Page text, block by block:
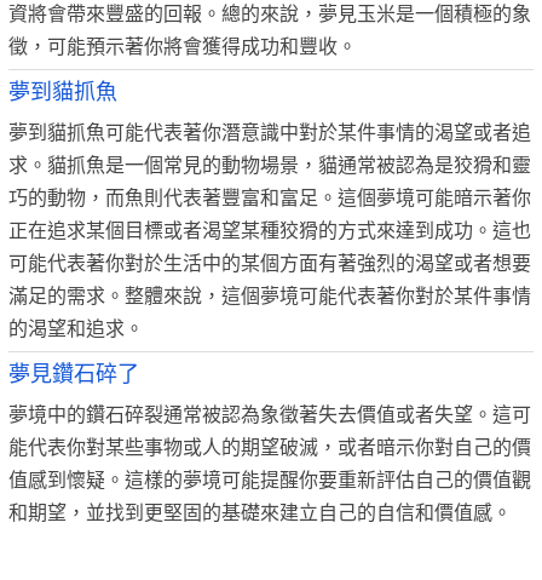
資將會帶來豐盛的回報。總的來說，夢見玉米是一個積極的象
徵，可能預示著你將會獲得成功和豐收。
夢到貓抓魚
夢到貓抓魚可能代表著你潛意識中對於某件事情的渴望或者追
求。貓抓魚是一個常見的動物場景，貓通常被認為是狡猾和靈
巧的動物，而魚則代表著豐富和富足。這個夢境可能暗示著你
正在追求某個目標或者渴望某種狡猾的方式來達到成功。這也
可能代表著你對於生活中的某個方面有著強烈的渴望或者想要
滿足的需求。整體來說，這個夢境可能代表著你對於某件事情
的渴望和追求。
夢見鑽石碎了
夢境中的鑽石碎裂通常被認為象徵著失去價值或者失望。這可
能代表你對某些事物或人的期望破滅，或者暗示你對自己的價
值感到懷疑。這樣的夢境可能提醒你要重新評估自己的價值觀
和期望，並找到更堅固的基礎來建立自己的自信和價值感。